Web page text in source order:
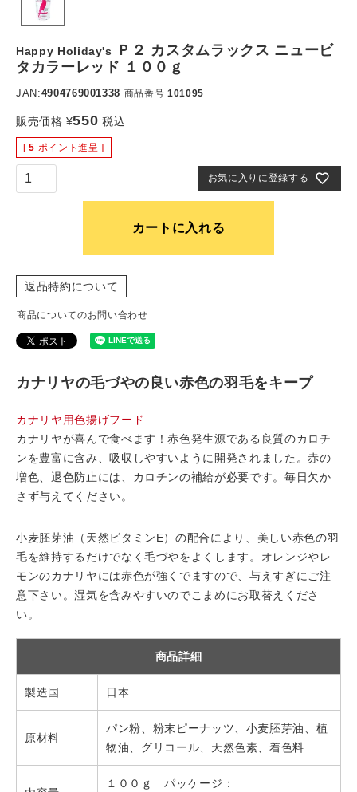
Happy Holiday's
Ｐ２ カスタムラックス ニュービ
タカラーレッド １００ｇ
JAN:4904769001338 商品番号 101095
販売価格 ¥550 税込
[ 5 ポイント進呈 ]
お気に入りに登録する
カートに入れる
返品特約について
商品についてのお問い合わせ
カナリヤの毛づやの良い赤色の羽毛をキープ
カナリヤ用色揚げフード
カナリヤが喜んで食べます！赤色発生源である良質のカロチ
ンを豊富に含み、吸収しやすいように開発されました。赤の
増色、退色防止には、カロチンの補給が必要です。毎日欠か
さず与えてください。
小麦胚芽油（天然ビタミンE）の配合により、美しい赤色の羽
毛を維持するだけでなく毛づやをよくします。オレンジやレ
モンのカナリヤには赤色が強くでますので、与えすぎにご注
意下さい。湿気を含みやすいのでこまめにお取替えくださ
い。
商品詳細
製造国 日本
原材料
パン粉、粉末ピーナッツ、小麦胚芽油、植
物油、グリコール、天然色素、着色料
１００ｇ パッケージ：